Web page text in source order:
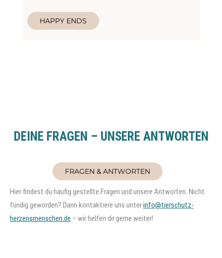
HAPPY ENDS
DEINE FRAGEN – UNSERE ANTWORTEN
FRAGEN & ANTWORTEN
Hier findest du häufig gestellte Fragen und unsere Antworten. Nicht
fündig geworden? Dann kontaktiere uns unterinfo@tierschutz-
herzensmenschen.de – wir helfen dir gerne weiter!